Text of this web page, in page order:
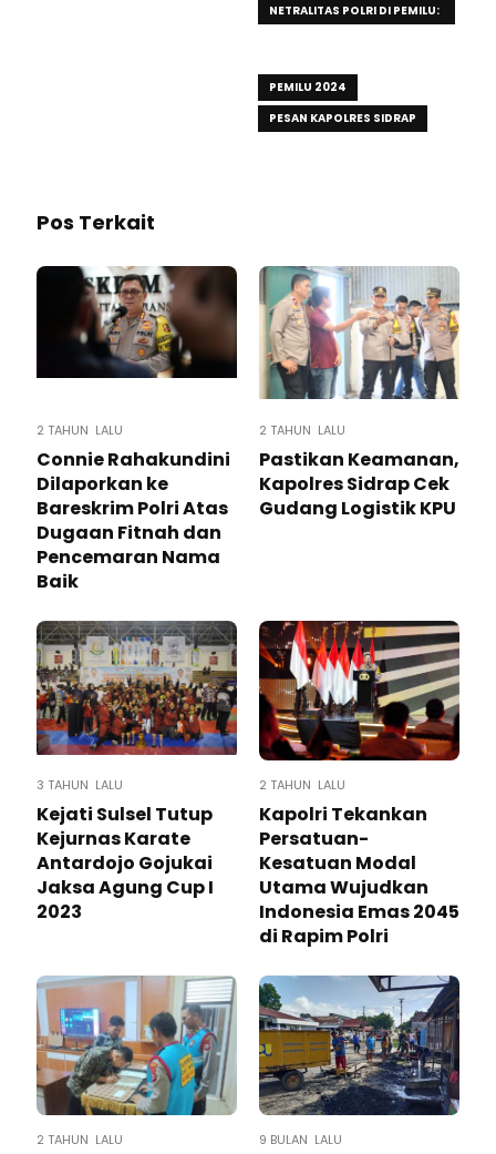
NETRALITAS POLRI DI PEMILU:
PEMILU 2024
PESAN KAPOLRES SIDRAP
Pos Terkait
2 TAHUN LALU
Connie Rahakundini
Dilaporkan ke
Bareskrim Polri Atas
Dugaan Fitnah dan
Pencemaran Nama
Baik
2 TAHUN LALU
Pastikan Keamanan,
Kapolres Sidrap Cek
Gudang Logistik KPU
3 TAHUN LALU
Kejati Sulsel Tutup
Kejurnas Karate
Antardojo Gojukai
Jaksa Agung Cup I
2023
2 TAHUN LALU
Kapolri Tekankan
Persatuan-
Kesatuan Modal
Utama Wujudkan
Indonesia Emas 2045
di Rapim Polri
2 TAHUN LALU 9 BULAN LALU